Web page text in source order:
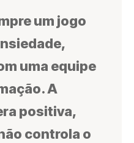
um jogo
uma equipe
A
positiva,
controla o